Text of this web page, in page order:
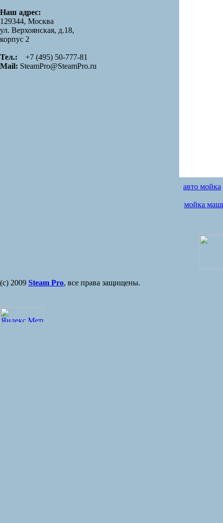
Наш адрес:
129344, Москва
ул. Верхоянская, д.18,
корпус 2
Тел.: +7 (495) 50-777-81
Mail: SteamPro@SteamPro.ru
авто мойка
мойка
(с) 2009 Steam Pro, все права защищены.